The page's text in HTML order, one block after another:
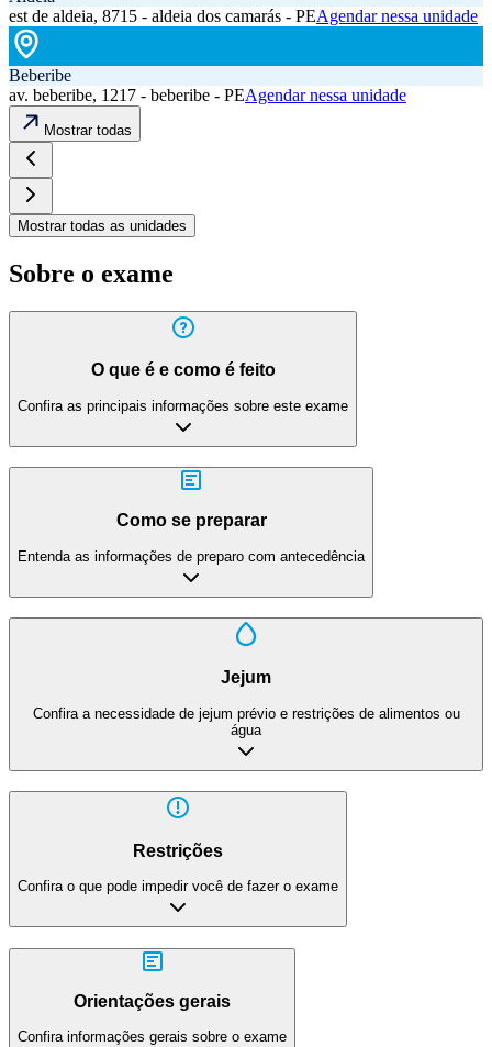
est de aldeia, 8715 - aldeia dos camarás - PEAgendar nessa unidade
Beberibe
av. beberibe, 1217 - beberibe - PEAgendar nessa unidade
Mostrar todas
Mostrar todas as unidades
Sobre o exame
O que é e como é feito
Confira as principais informações sobre este exame
Como se preparar
Entenda as informações de preparo com antecedência
Jejum
Confira a necessidade de jejum prévio e restrições de alimentos ou
água
Restrições
Confira o que pode impedir você de fazer o exame
Orientações gerais
Confira informações gerais sobre o exame